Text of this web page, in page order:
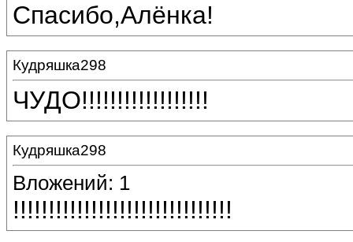
Спасибо,Алёнка!
Кудряшка298
ЧУДО!!!!!!!!!!!!!!!!!!
Кудряшка298
Вложений: 1
!!!!!!!!!!!!!!!!!!!!!!!!!!!!!!!